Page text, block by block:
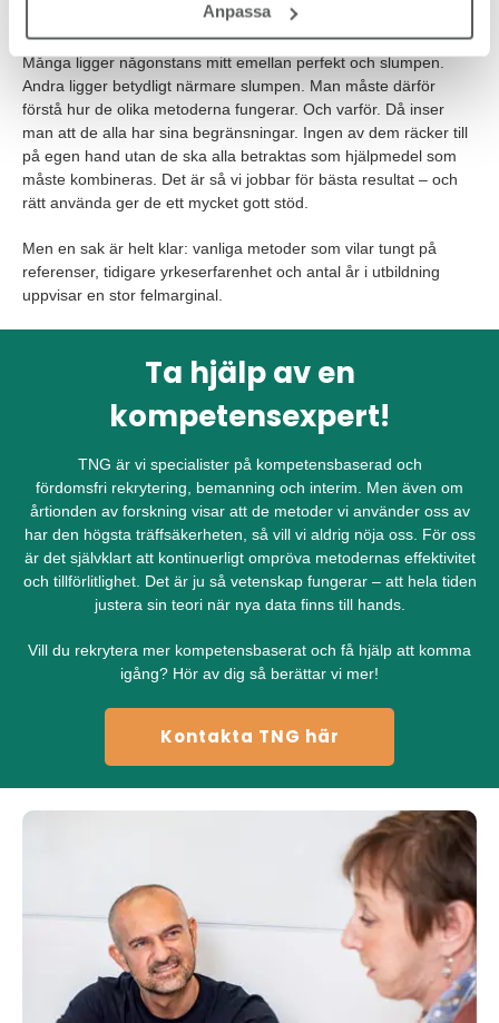
Anpassa
Med andra ord finns det ingen metod som är helt tillförlitlig.
Många ligger någonstans mitt emellan perfekt och slumpen.
Andra ligger betydligt närmare slumpen. Man måste därför
förstå hur de olika metoderna fungerar. Och varför. Då inser
man att de alla har sina begränsningar. Ingen av dem räcker till
på egen hand utan de ska alla betraktas som hjälpmedel som
måste kombineras. Det är så vi jobbar för bästa resultat – och
rätt använda ger de ett mycket gott stöd.
Men en sak är helt klar: vanliga metoder som vilar tungt på
referenser, tidigare yrkeserfarenhet och antal år i utbildning
uppvisar en stor felmarginal.
Ta hjälp av en
kompetensexpert!
TNG är vi specialister på kompetensbaserad och
fördomsfri rekrytering, bemanning och interim. Men även om
årtionden av forskning visar att de metoder vi använder oss av
har den högsta träffsäkerheten, så vill vi aldrig nöja oss. För oss
är det självklart att kontinuerligt ompröva metodernas effektivitet
och tillförlitlighet. Det är ju så vetenskap fungerar – att hela tiden
justera sin teori när nya data finns till hands.
Vill du rekrytera mer kompetensbaserat och få hjälp att komma
igång? Hör av dig så berättar vi mer!
Kontakta TNG här